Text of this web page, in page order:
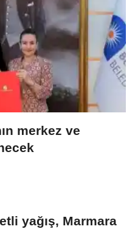
merkez ve
yağış, Marmara